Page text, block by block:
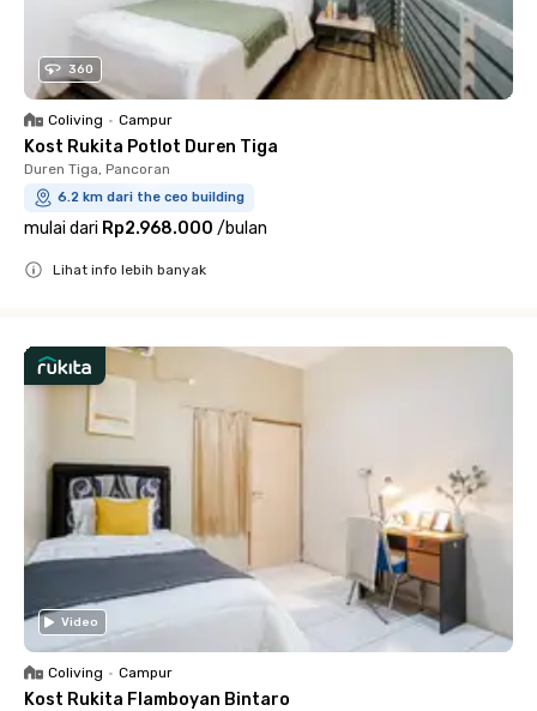
360
Coliving • Campur
Kost Rukita Potlot Duren Tiga
Duren Tiga, Pancoran
6.2 km dari the ceo building
mulai dari Rp2.968.000 /bulan
Lihat info lebih banyak
Video
Coliving • Campur
Kost Rukita Flamboyan Bintaro